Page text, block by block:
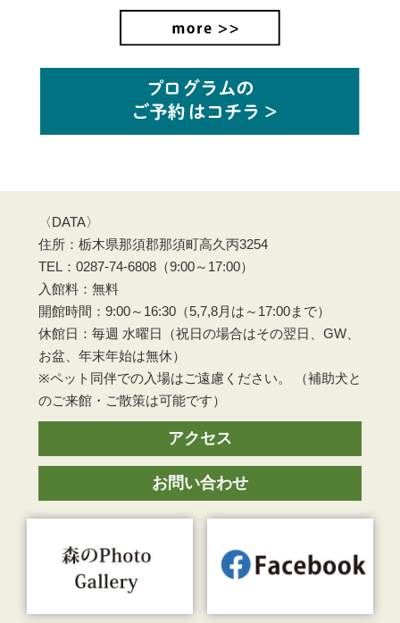
〈DATA〉
住所：栃木県那須郡那須町高久丙3254
TEL：0287-74-6808（9:00～17:00）
入館料：無料
開館時間：9:00～16:30（5,7,8月は～17:00まで）
休館日：毎週 水曜日（祝日の場合はその翌日、GW、
お盆、年末年始は無休）
※ペット同伴での入場はご遠慮ください。 （補助犬と
のご来館・ご散策は可能です）
アクセス
お問い合わせ